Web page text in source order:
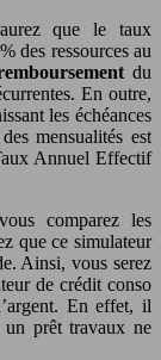
que le taux
des ressources au
du
En outre,
les échéances
mensualités est
Annuel Effectif
comparez les
que ce simulateur
Ainsi, vous serez
de crédit conso
En effet, il
un prêt travaux ne